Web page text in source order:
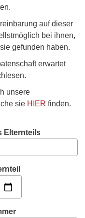
auf dieser
bei ihnen,
gefunden haben.
erwartet
unsere
sie HIER finden.
Elternteils